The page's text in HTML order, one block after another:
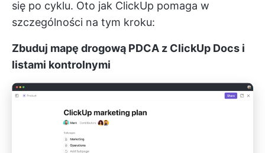
się po cyklu. Oto jak ClickUp pomaga w
szczególności na tym kroku:
Zbuduj mapę drogową PDCA z ClickUp Docs i
listami kontrolnymi